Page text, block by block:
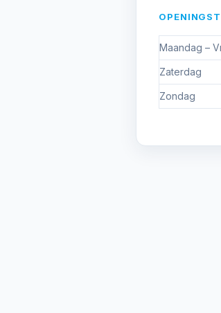
Maandag –
Zaterdag
Zondag